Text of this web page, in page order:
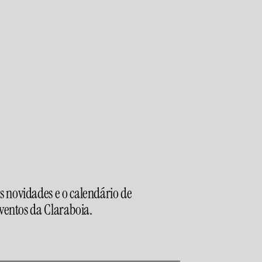
novidades e o calendário de
da Claraboia.
novidades e o calendário de
da Claraboia.